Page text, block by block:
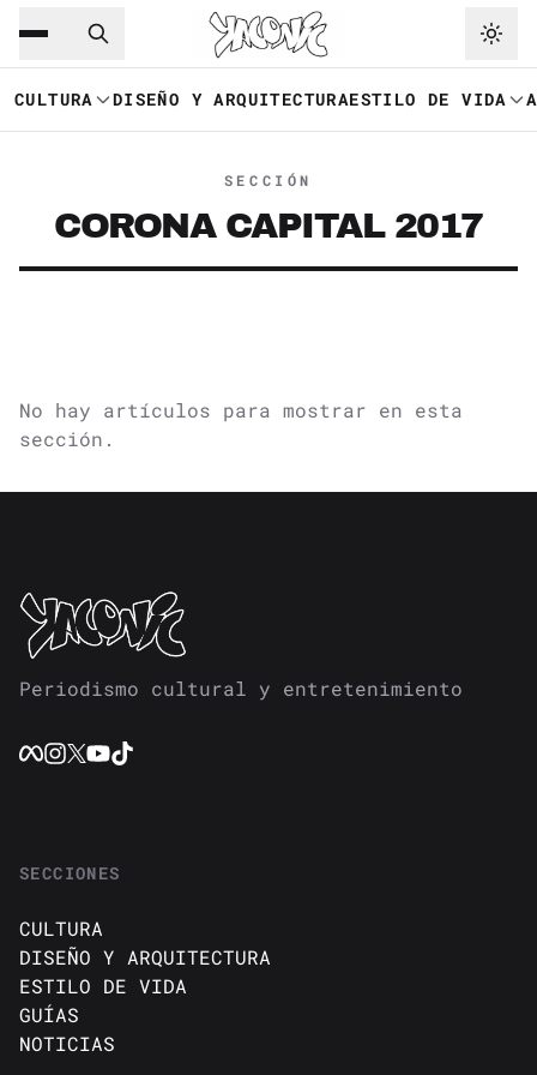
Saltar al contenido principal
CULTURA DISEÑO Y ARQUITECTURAESTILO DE VIDA
SECCIÓN
CORONA CAPITAL 2017
No hay artículos para mostrar en esta
sección.
Periodismo cultural y entretenimiento
SECCIONES
CULTURA
DISEÑO Y ARQUITECTURA
ESTILO DE VIDA
GUÍAS
NOTICIAS